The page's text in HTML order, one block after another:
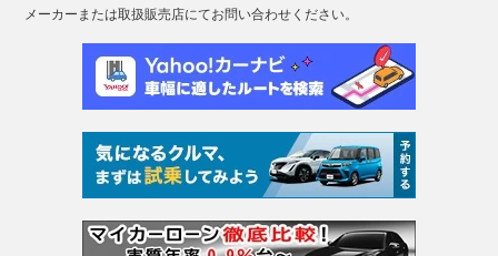
メーカーまたは取扱販売店にてお問い合わせください。